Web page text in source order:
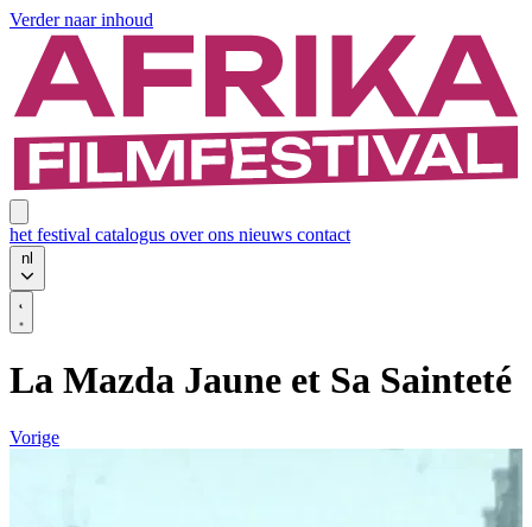
Verder naar inhoud
het festival catalogus over ons nieuws contact
nl
La Mazda Jaune et Sa Sainteté
Vorige